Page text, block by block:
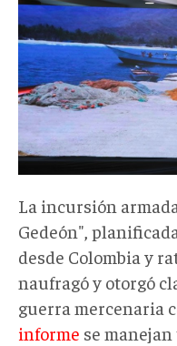
La incursión
Gedeón",
desde Colombia y
naufragó y otorgó
guerra mercenaria
informe se